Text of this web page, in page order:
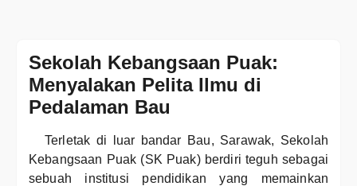
Sekolah Kebangsaan Puak:
Menyalakan Pelita Ilmu di
Pedalaman Bau
Terletak di luar bandar Bau, Sarawak, Sekolah
Kebangsaan Puak (SK Puak) berdiri teguh sebagai
sebuah institusi pendidikan yang memainkan